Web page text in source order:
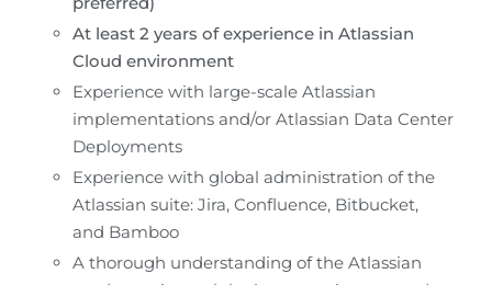
At least 2 years of experience in Atlassian
Cloud environment
Experience with large-scale Atlassian
implementations and/or Atlassian Data Center
Deployments
Experience with global administration of the
Atlassian suite: Jira, Confluence, Bitbucket,
and Bamboo
A thorough understanding of the Atlassian